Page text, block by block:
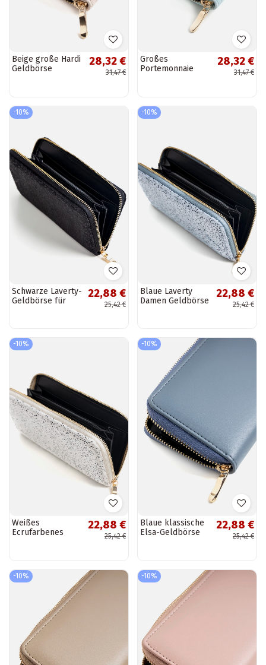
Beige große Hardi
Geldbörse
28,32 €
31,47 €
Großes
Portemonnaie
28,32 €
31,47 €
-10%
Schwarze Laverty-
Geldbörse für
22,88 €
25,42 €
-10%
Blaue Laverty
Damen Geldbörse
22,88 €
25,42 €
-10%
Weißes
Ecrufarbenes
22,88 €
25,42 €
-10%
Blaue klassische
Elsa-Geldbörse
22,88 €
25,42 €
-10% -10%